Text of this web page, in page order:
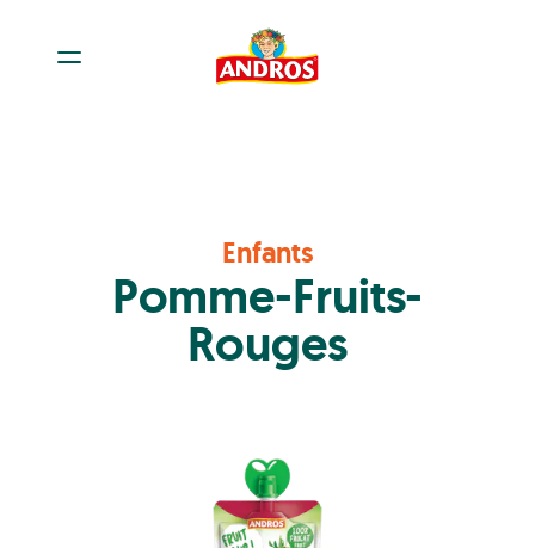
Enfants
Pomme-Fruits-
Rouges